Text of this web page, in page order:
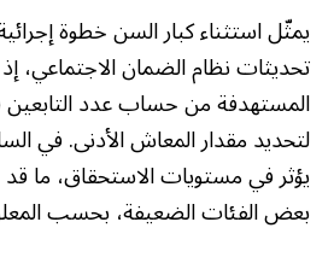
يمثّل استثناء كبار السن خطوة
تحديثات نظام الضمان الاجتماعي،
المستهدفة من حساب عدد
لتحديد مقدار المعاش الأدنى. في
يؤثر في مستويات الاستحقاق، ما
بعض الفئات الضعيفة، بحسب